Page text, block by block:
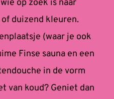
op zoek is naar
duizend kleuren.
(waar je ook
Finse sauna en een
in de vorm
van koud? Geniet dan